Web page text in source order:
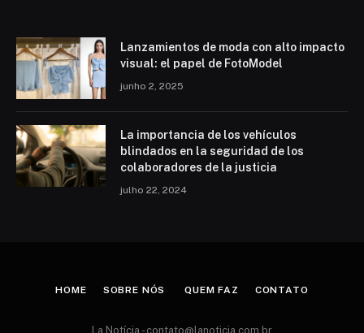
Lanzamientos de moda con alto impacto
visual: el papel de FotoModel
junho 2, 2025
La importancia de los vehículos
blindados en la seguridad de los
colaboradores de la justicia
julho 22, 2024
HOME SOBRE NÓS QUEM FAZ CONTATO
La Notícia - contato@lanoticia.com.br